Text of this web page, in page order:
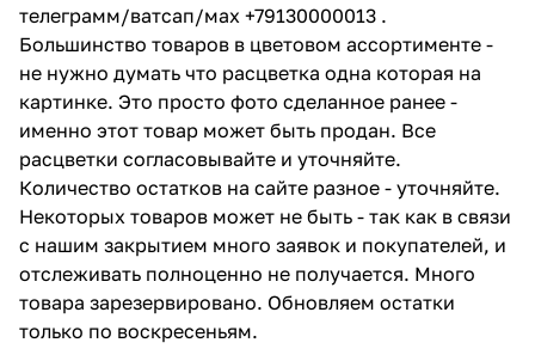
телеграмм/ватсап/мах +79130000013 .
Большинство товаров в цветовом ассортименте -
не нужно думать что расцветка одна которая на
картинке. Это просто фото сделанное ранее -
именно этот товар может быть продан. Все
расцветки согласовывайте и уточняйте.
Количество остатков на сайте разное - уточняйте.
Некоторых товаров может не быть - так как в связи
с нашим закрытием много заявок и покупателей, и
отслеживать полноценно не получается. Много
товара зарезервировано. Обновляем остатки
только по воскресеньям.